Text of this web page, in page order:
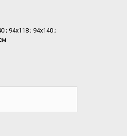
; 94х118 ; 94х140 ;